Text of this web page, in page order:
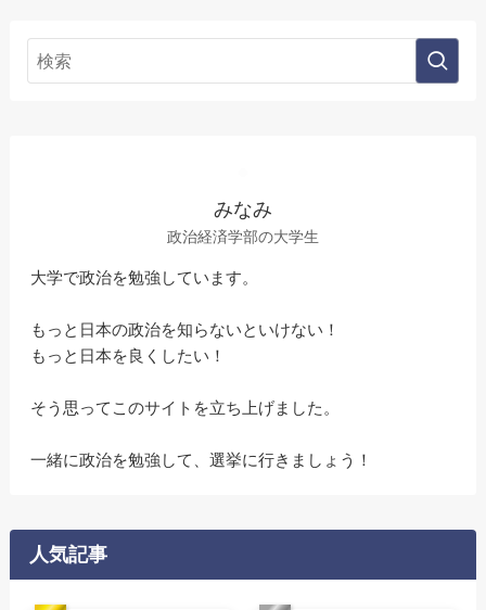
みなみ
政治経済学部の大学生
大学で政治を勉強しています。
もっと日本の政治を知らないといけない！
もっと日本を良くしたい！
そう思ってこのサイトを立ち上げました。
一緒に政治を勉強して、選挙に行きましょう！
人気記事